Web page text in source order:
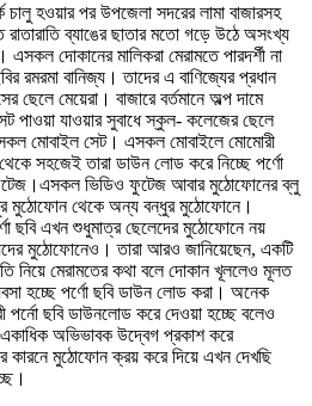
চালু হওয়ার পর উপজেলা সদরের লামা বাজারসহ
ব্যাঙের ছাতার মতো গড়ে উঠে অসংখ্য
এসকল দোকানের মালিকরা মেরামতে পারদর্শী না
রমরমা বানিজ্য। তাদের এ বাণিজ্যের প্রধান
মেয়েরা। বাজারে বর্তমানে অল্প দামে
পাওয়া যাওয়ার সুবাধে স্কুল- কলেজের ছেলে
মোবাইল সেট। এসকল মোবাইলে মোমোরী
সহজেই তারা ডাউন লোড করে নিচ্ছে পর্ণো
এসকল ভিডিও ফুটেজ আবার মুঠোফোনের ব্লু
মুঠোফোন থেকে অন্য বন্ধুর মুঠোফোনে।
ছবি এখন শুধুমাত্র ছেলেদের মুঠোফোনে নয়
মুঠোফোনেও। তারা আরও জানিয়েছেন, একটি
নিয়ে মেরামতের কথা বলে দোকান খূললেও মূলত
হচ্ছে পর্ণো ছবি ডাউন লোড করা। অনেক
পর্নো ছবি ডাউনলোড করে দেওয়া হচ্ছে বলেও
অভিভাবক উদ্বেগ প্রকাশ করে
কারনে মুঠোফোন ক্রয় করে দিয়ে এখন দেখছি